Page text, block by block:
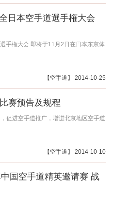
日本空手道選手権大会
手権大会 即将于11月2日在日本东京体
【 空手道 】 2014-10-25
赛预告及规程
促进空手道推广，增进北京地区空手道
【 空手道 】 2014-10-10
国空手道精英邀请赛 战